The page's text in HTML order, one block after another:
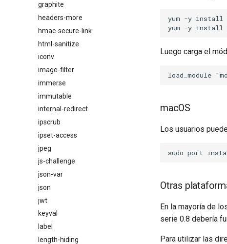
graphite
headers-more
hmac-secure-link
html-sanitize
iconv
image-filter
immerse
immutable
internal-redirect
ipscrub
ipset-access
jpeg
js-challenge
json-var
json
jwt
keyval
label
length-hiding
yum -y install
Luego carga el
macOS
Los usuarios
Otras
En la mayoría de
serie 0.8 debería
Para utilizar las